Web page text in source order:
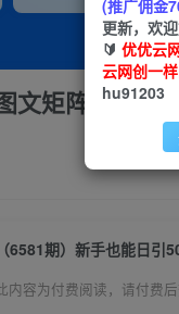
文矩阵引流
内容为付费阅读，请付费
(推广佣金
更新，欢迎
🔰 优优云
云网创一
hu91203